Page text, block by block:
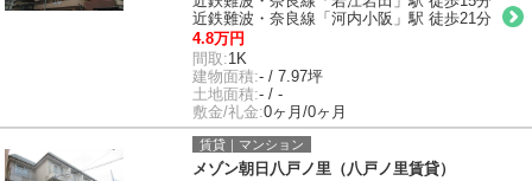
近鉄難波・奈良線「河内小阪」駅 徒歩21分
4.8万円
間取:1K
建物面積:- / 7.97坪
土地面積:- / -
敷金/礼金:0ヶ月/0ヶ月
賃貸｜マンション
メゾン朝日八戸ノ里（八戸ノ里賃貸）